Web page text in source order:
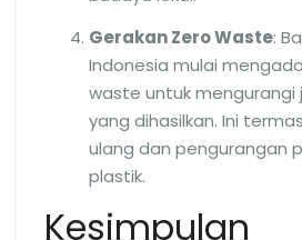
Gerakan Zero Waste:
Indonesia mulai
waste untuk mengurangi
yang dihasilkan. Ini
ulang dan pengurangan
plastik.
Kesimpulan